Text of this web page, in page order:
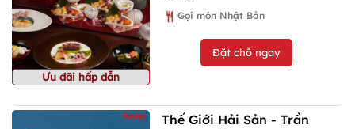
Ưu đãi hấp dẫn
Gọi món Nhật Bản
Đặt chỗ ngay
Thế Giới Hải Sản - Trần